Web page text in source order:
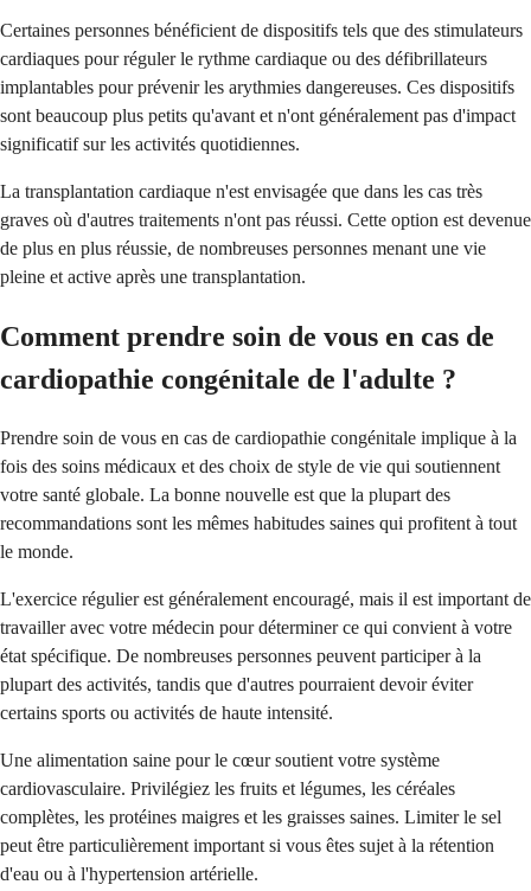
Certaines personnes bénéficient de dispositifs tels que des stimulateurs
cardiaques pour réguler le rythme cardiaque ou des défibrillateurs
implantables pour prévenir les arythmies dangereuses. Ces dispositifs
sont beaucoup plus petits qu'avant et n'ont généralement pas d'impact
significatif sur les activités quotidiennes.
La transplantation cardiaque n'est envisagée que dans les cas très
graves où d'autres traitements n'ont pas réussi. Cette option est devenue
de plus en plus réussie, de nombreuses personnes menant une vie
pleine et active après une transplantation.
Comment prendre soin de vous en cas de
cardiopathie congénitale de l'adulte ?
Prendre soin de vous en cas de cardiopathie congénitale implique à la
fois des soins médicaux et des choix de style de vie qui soutiennent
votre santé globale. La bonne nouvelle est que la plupart des
recommandations sont les mêmes habitudes saines qui profitent à tout
le monde.
L'exercice régulier est généralement encouragé, mais il est important de
travailler avec votre médecin pour déterminer ce qui convient à votre
état spécifique. De nombreuses personnes peuvent participer à la
plupart des activités, tandis que d'autres pourraient devoir éviter
certains sports ou activités de haute intensité.
Une alimentation saine pour le cœur soutient votre système
cardiovasculaire. Privilégiez les fruits et légumes, les céréales
complètes, les protéines maigres et les graisses saines. Limiter le sel
peut être particulièrement important si vous êtes sujet à la rétention
d'eau ou à l'hypertension artérielle.